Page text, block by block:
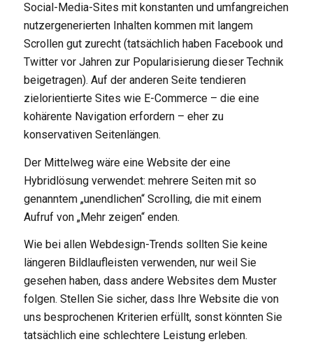
Social-Media-Sites mit konstanten und umfangreichen
nutzergenerierten Inhalten kommen mit langem
Scrollen gut zurecht (tatsächlich haben Facebook und
Twitter vor Jahren zur Popularisierung dieser Technik
beigetragen). Auf der anderen Seite tendieren
zielorientierte Sites wie E-Commerce – die eine
kohärente Navigation erfordern – eher zu
konservativen Seitenlängen.
Der Mittelweg wäre eine Website der eine
Hybridlösung verwendet: mehrere Seiten mit so
genanntem „unendlichen“ Scrolling, die mit einem
Aufruf von „Mehr zeigen“ enden.
Wie bei allen Webdesign-Trends sollten Sie keine
längeren Bildlaufleisten verwenden, nur weil Sie
gesehen haben, dass andere Websites dem Muster
folgen. Stellen Sie sicher, dass Ihre Website die von
uns besprochenen Kriterien erfüllt, sonst könnten Sie
tatsächlich eine schlechtere Leistung erleben.